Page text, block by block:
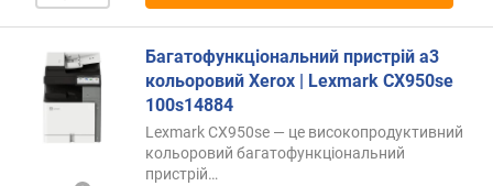
п
л
о
Багатофункціональний пристрій a3
кольоровий Xerox | Lexmark CX950se
100s14884
Lexmark CX950se — це високопродуктивний
кольоровий багатофункціональний
пристрій…